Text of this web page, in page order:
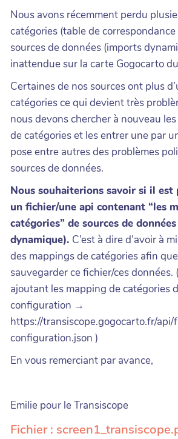
Nous avons récemment perdu
catégories (table de
sources de données (imports
inattendue sur la carte Gogocarto
Certaines de nos sources ont plus
catégories ce qui devient très
nous devons chercher à nouveau
de catégories et les entrer une par
pose entre autres des problèmes
sources de données.
Nous souhaiterions savoir si il est
un fichier/une api contenant “les
catégories” de sources de
dynamique). C’est à dire d’avoir à
des mappings de catégories afin
sauvegarder ce fichier/ces données.
ajoutant les mapping de catégories
configuration →
https://transiscope.gogocarto.fr/api/
configuration.json )
En vous remerciant par avance,
Emilie pour le Transiscope
Fichier :